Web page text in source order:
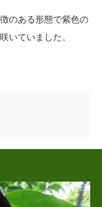
のある形態で紫色の
いていました。